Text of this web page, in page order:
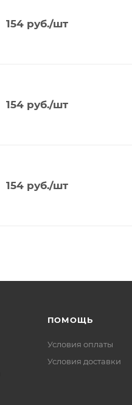
154 руб./шт
154 руб./шт
154 руб./шт
ПОМОЩЬ
Условия оплаты
Условия доставки